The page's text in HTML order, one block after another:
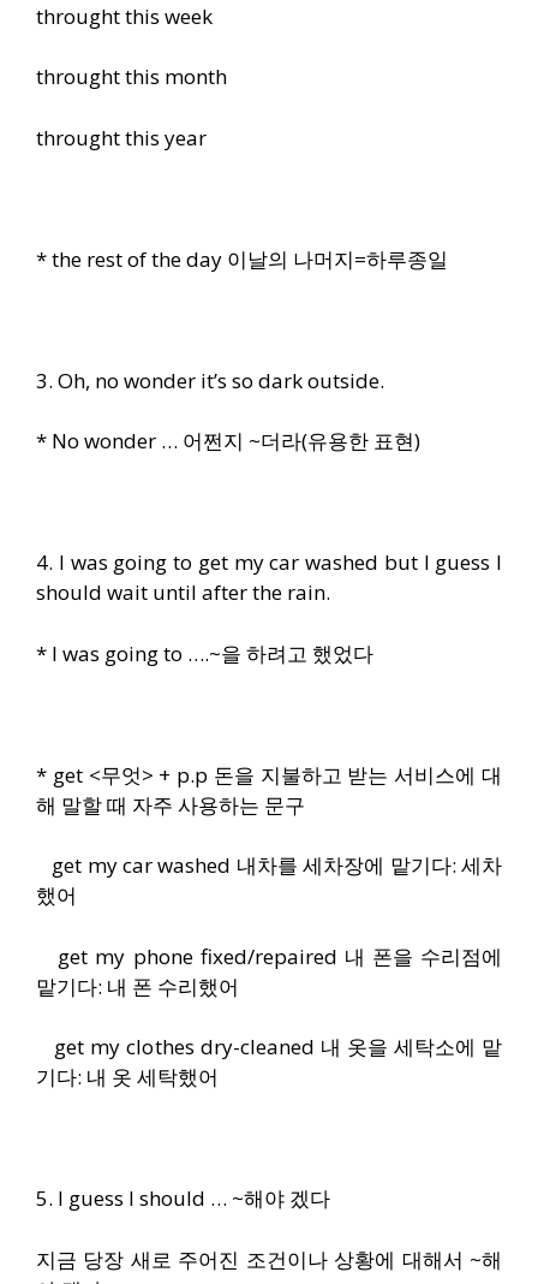
throught this week
throught this month
throught this year
* the rest of the day 이날의 나머지=하루종일
3. Oh, no wonder it’s so dark outside.
* No wonder … 어쩐지 ~더라(유용한 표현)
4. I was going to get my car washed but I guess I
should wait until after the rain.
* I was going to ….~을 하려고 했었다
* get <무엇> + p.p 돈을 지불하고 받는 서비스에 대
해 말할 때 자주 사용하는 문구
get my car washed 내차를 세차장에 맡기다: 세차
했어
get my phone fixed/repaired 내 폰을 수리점에
맡기다: 내 폰 수리했어
get my clothes dry-cleaned 내 옷을 세탁소에 맡
기다: 내 옷 세탁했어
5. I guess I should … ~해야 겠다
지금 당장 새로 주어진 조건이나 상황에 대해서 ~해